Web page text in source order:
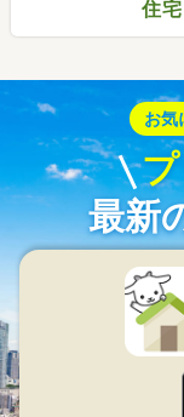
住
お気
最新